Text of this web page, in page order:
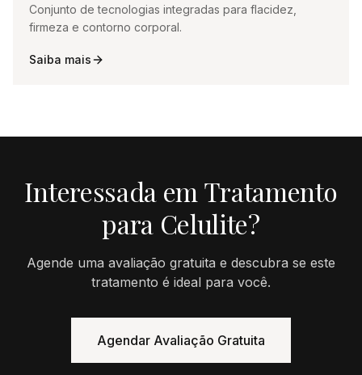
Conjunto de tecnologias integradas para flacidez,
firmeza e contorno corporal.
Saiba mais
Interessada em Tratamento
para Celulite?
Agende uma avaliação gratuita e descubra se este
tratamento é ideal para você.
Agendar Avaliação Gratuita